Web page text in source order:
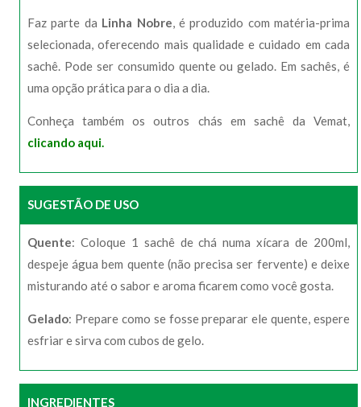
Faz parte da Linha Nobre, é produzido com matéria-prima
selecionada, oferecendo mais qualidade e cuidado em cada
sachê. Pode ser consumido quente ou gelado. Em sachês, é
uma opção prática para o dia a dia.
Conheça também os outros chás em sachê da Vemat,
clicando aqui.
SUGESTÃO DE USO
Quente: Coloque 1 sachê de chá numa xícara de 200ml,
despeje água bem quente (não precisa ser fervente) e deixe
misturando até o sabor e aroma ficarem como você gosta.
Gelado: Prepare como se fosse preparar ele quente, espere
esfriar e sirva com cubos de gelo.
INGREDIENTES